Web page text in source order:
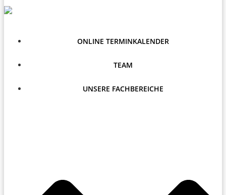
ONLINE TERMINKALENDER
TEAM
UNSERE FACHBEREICHE